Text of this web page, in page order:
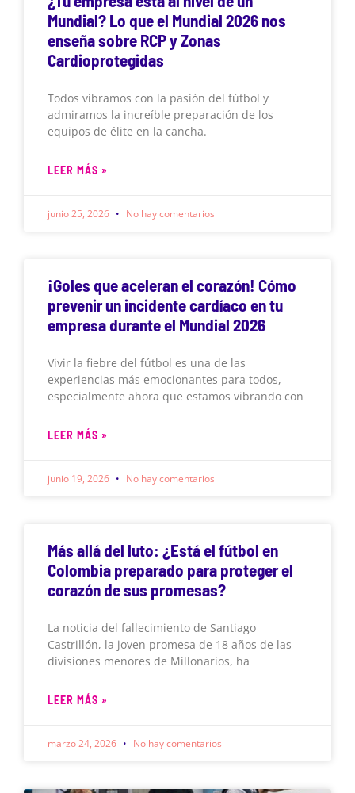
Mundial? Lo que el Mundial 2026 nos
enseña sobre RCP y Zonas
Cardioprotegidas
Todos vibramos con la pasión del fútbol y
admiramos la increíble preparación de los
equipos de élite en la cancha.
LEER MÁS »
junio 25, 2026 No hay comentarios
¡Goles que aceleran el corazón! Cómo
prevenir un incidente cardíaco en tu
empresa durante el Mundial 2026
Vivir la fiebre del fútbol es una de las
experiencias más emocionantes para todos,
especialmente ahora que estamos vibrando con
LEER MÁS »
junio 19, 2026 No hay comentarios
Más allá del luto: ¿Está el fútbol en
Colombia preparado para proteger el
corazón de sus promesas?
La noticia del fallecimiento de Santiago
Castrillón, la joven promesa de 18 años de las
divisiones menores de Millonarios, ha
LEER MÁS »
marzo 24, 2026 No hay comentarios